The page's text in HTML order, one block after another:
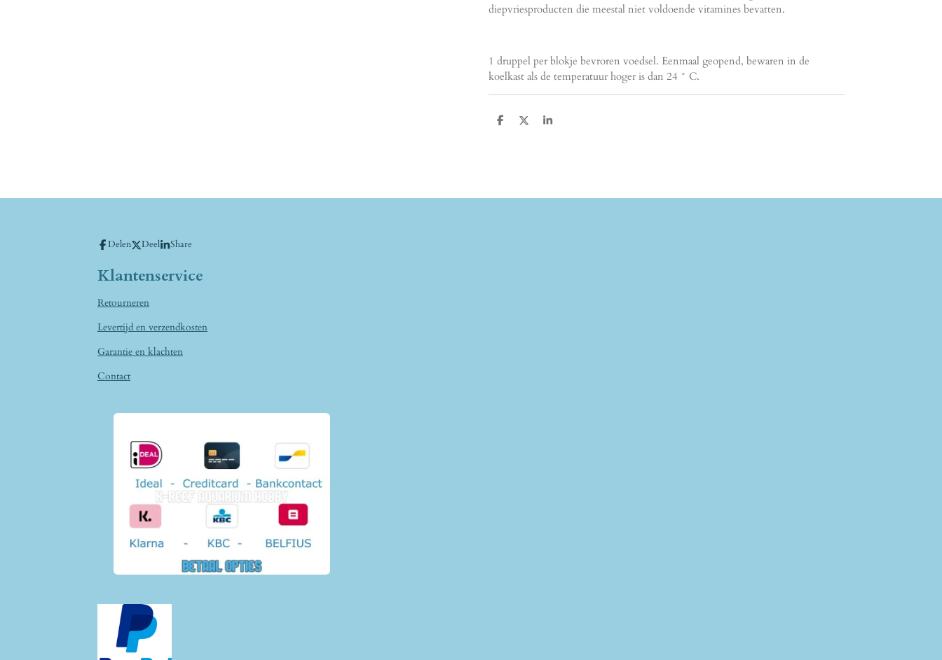
diepvriesproducten die meestal niet voldoende vitamines bevatten.
1 druppel per blokje bevroren voedsel. Eenmaal geopend, bewaren in de
koelkast als de temperatuur hoger is dan 24 ° C.
D
D
S
Delen Deel Share
Klantenservice
Retourneren
Levertijd en verzendkosten
Garantie en klachten
Contact